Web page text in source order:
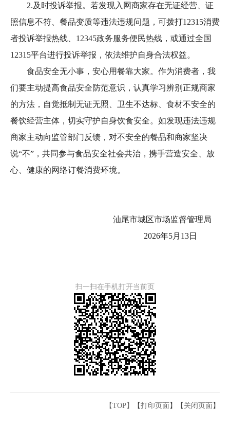
2.及时投诉举报。若发现入网商家存在无证经营、证
照信息不符、餐品变质等违法违规问题，可拨打12315消费
者投诉举报热线、12345政务服务便民热线，或通过全国
12315平台进行投诉举报，依法维护自身合法权益。
食品安全无小事，安心用餐靠大家。作为消费者，我
们要主动提高食品安全防范意识，认真学习辨别正规商家
的方法，自觉抵制无证无照、卫生不达标、食材不安全的
餐饮经营主体，切实守护自身饮食安全。如发现违法违规
商家主动向监管部门反馈，对不安全的餐品和商家坚决
说“不”，共同参与食品安全社会共治，携手营造安全、放
心、健康的网络订餐消费环境。
汕尾市城区市场监督管理局
2026年5月13日
扫一扫在手机打开当前页
【TOP】 【打印页面 】【 关闭页面 】